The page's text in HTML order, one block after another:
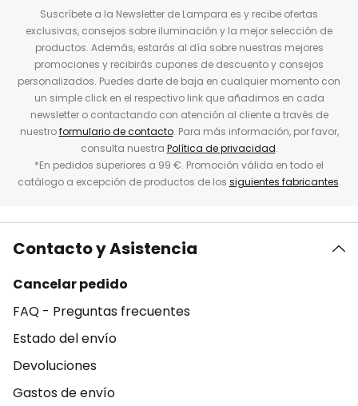
Suscríbete a la Newsletter de Lampara.es y recibe ofertas
exclusivas, consejos sobre iluminación y la mejor selección de
productos. Además, estarás al día sobre nuestras mejores
promociones y recibirás cupones de descuento y consejos
personalizados. Puedes darte de baja en cualquier momento con
un simple click en el respectivo link que añadimos en cada
newsletter o contactando con atención al cliente a través de
nuestroformulario de contacto. Para más información, por favor,
consulta nuestra Política de privacidad.
*En pedidos superiores a 99 €. Promoción válida en todo el
catálogo a excepción de productos de los siguientes fabricantes.
Contacto y Asistencia
Cancelar pedido
FAQ - Preguntas frecuentes
Estado del envío
Devoluciones
Gastos de envío